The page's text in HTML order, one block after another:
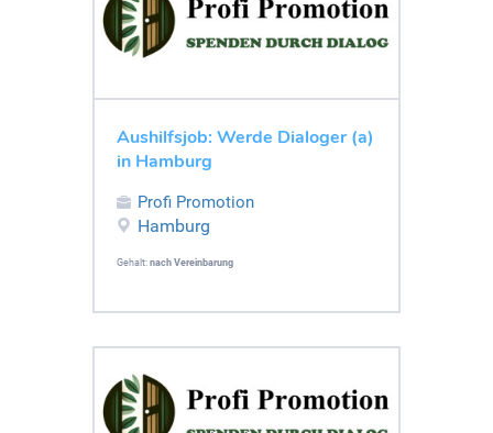
Aushilfsjob: Werde Dialoger (a)
in Hamburg
Profi Promotion
Hamburg
Gehalt: nach Vereinbarung